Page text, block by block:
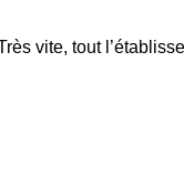
vite, tout